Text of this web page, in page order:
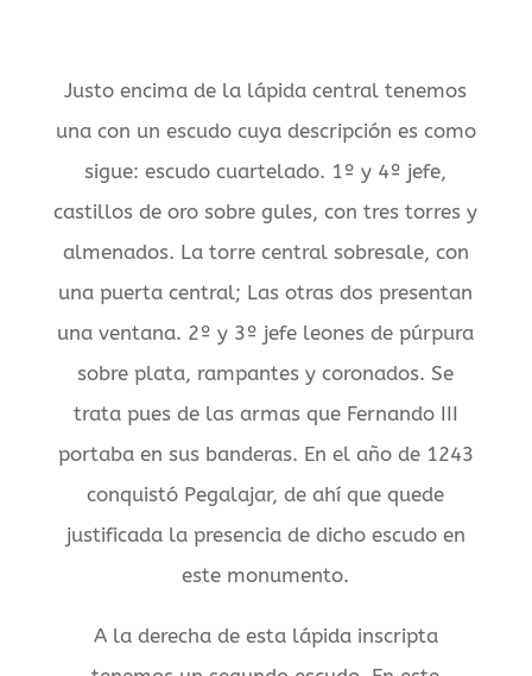
Justo encima de la lápida central tenemos
una con un escudo cuya descripción es como
sigue: escudo cuartelado. 1º y 4º jefe,
castillos de oro sobre gules, con tres torres y
almenados. La torre central sobresale, con
una puerta central; Las otras dos presentan
una ventana. 2º y 3º jefe leones de púrpura
sobre plata, rampantes y coronados. Se
trata pues de las armas que Fernando III
portaba en sus banderas. En el año de 1243
conquistó Pegalajar, de ahí que quede
justificada la presencia de dicho escudo en
este monumento.
A la derecha de esta lápida inscripta